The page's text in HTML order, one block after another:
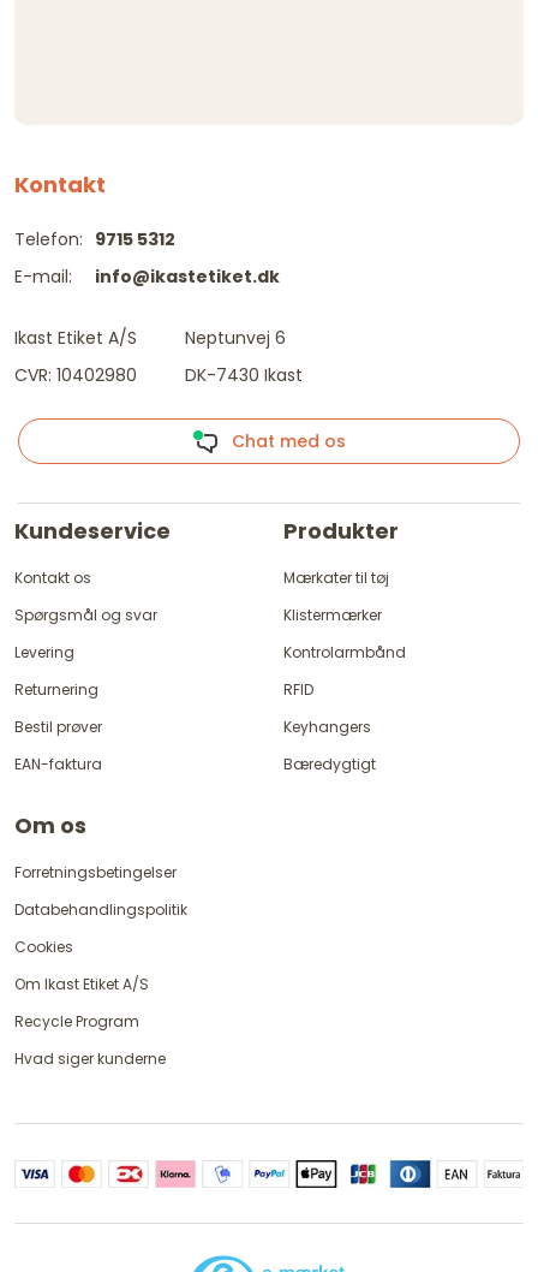
Kontakt
Telefon:
E-mail:
9715 5312
info@ikastetiket.dk
Ikast Etiket A/S
CVR: 10402980
Neptunvej 6
DK-7430 Ikast
Chat med os
Kundeservice
Kontakt os
Spørgsmål og svar
Levering
Returnering
Bestil prøver
EAN-faktura
Produkter
Mærkater til tøj
Klistermærker
Kontrolarmbånd
RFID
Keyhangers
Bæredygtigt
Om os
Forretningsbetingelser
Databehandlingspolitik
Cookies
Om Ikast Etiket A/S
Recycle Program
Hvad siger kunderne